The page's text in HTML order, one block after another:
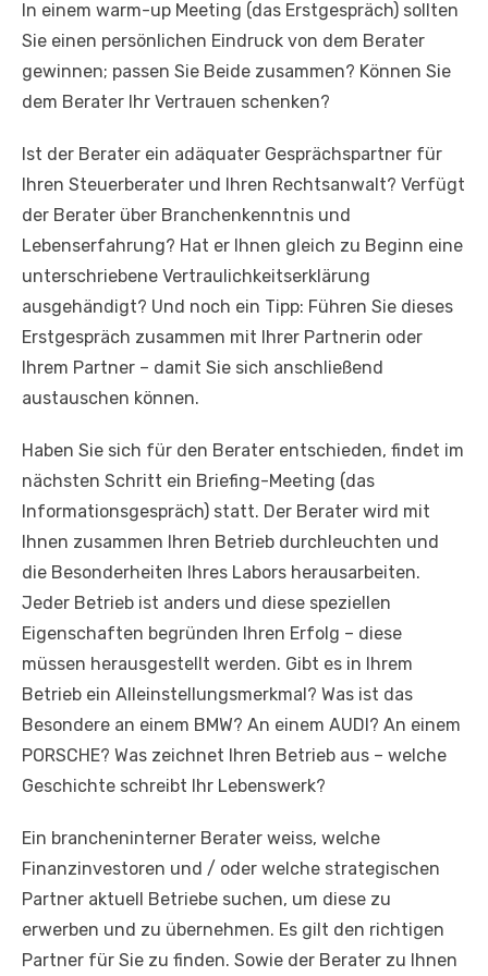
In einem warm-up Meeting (das Erstgespräch) sollten
Sie einen persönlichen Eindruck von dem Berater
gewinnen; passen Sie Beide zusammen? Können Sie
dem Berater Ihr Vertrauen schenken?
Ist der Berater ein adäquater Gesprächspartner für
Ihren Steuerberater und Ihren Rechtsanwalt? Verfügt
der Berater über Branchenkenntnis und
Lebenserfahrung? Hat er Ihnen gleich zu Beginn eine
unterschriebene Vertraulichkeitserklärung
ausgehändigt? Und noch ein Tipp: Führen Sie dieses
Erstgespräch zusammen mit Ihrer Partnerin oder
Ihrem Partner – damit Sie sich anschließend
austauschen können.
Haben Sie sich für den Berater entschieden, findet im
nächsten Schritt ein Briefing-Meeting (das
Informationsgespräch) statt. Der Berater wird mit
Ihnen zusammen Ihren Betrieb durchleuchten und
die Besonderheiten Ihres Labors herausarbeiten.
Jeder Betrieb ist anders und diese speziellen
Eigenschaften begründen Ihren Erfolg – diese
müssen herausgestellt werden. Gibt es in Ihrem
Betrieb ein Alleinstellungsmerkmal? Was ist das
Besondere an einem BMW? An einem AUDI? An einem
PORSCHE? Was zeichnet Ihren Betrieb aus – welche
Geschichte schreibt Ihr Lebenswerk?
Ein brancheninterner Berater weiss, welche
Finanzinvestoren und / oder welche strategischen
Partner aktuell Betriebe suchen, um diese zu
erwerben und zu übernehmen. Es gilt den richtigen
Partner für Sie zu finden. Sowie der Berater zu Ihnen